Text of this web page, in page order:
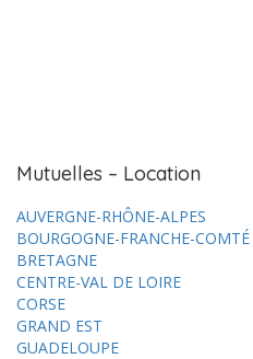
Mutuelles – Location
AUVERGNE-RHÔNE-ALPES
BOURGOGNE-FRANCHE-COMTÉ
BRETAGNE
CENTRE-VAL DE LOIRE
CORSE
GRAND EST
GUADELOUPE